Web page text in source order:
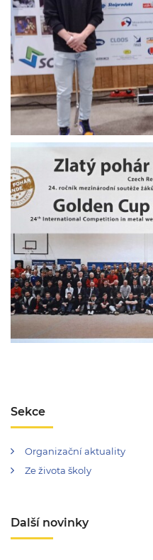
Sekce
Organizační aktuality
Ze života školy
Další novinky